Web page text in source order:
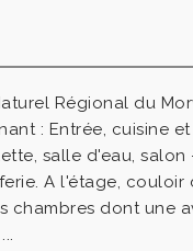
Régional du
: Entrée, cuisine
salle d'eau, salon
A l'étage, couloir
chambres dont une